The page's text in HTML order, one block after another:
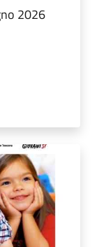
2026